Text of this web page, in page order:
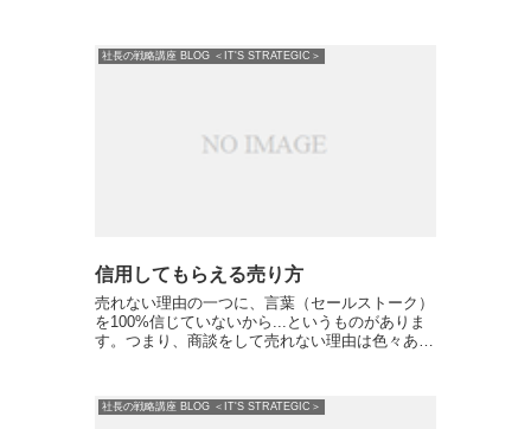
たとしても、どんなに良い...
社長の戦略講座 BLOG ＜IT'S STRATEGIC＞
信用してもらえる売り方
売れない理由の一つに、言葉（セールストーク）
を100%信じていないから...というものがありま
す。つまり、商談をして売れない理由は色々あり
品は最高で、...
社長の戦略講座 BLOG ＜IT'S STRATEGIC＞